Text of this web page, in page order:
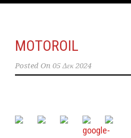
MOTOROIL
Posted On 05 Δεκ 2024